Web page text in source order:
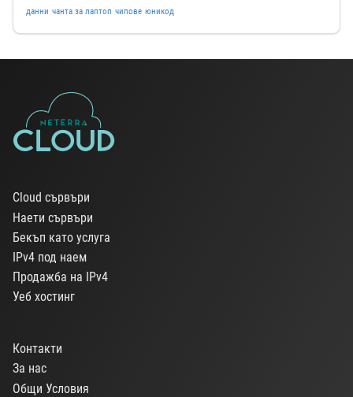
данни чанта за лаптоп чипове юникод
Cloud сървъри
Наети сървъри
Бекъп като услуга
IPv4 под наем
Продажба на IPv4
Уеб хостинг
Контакти
За нас
Общи Условия